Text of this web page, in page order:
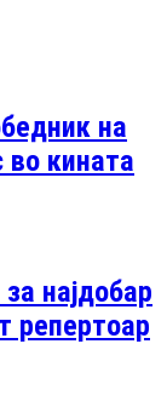
на
кината
најдобар
репертоар